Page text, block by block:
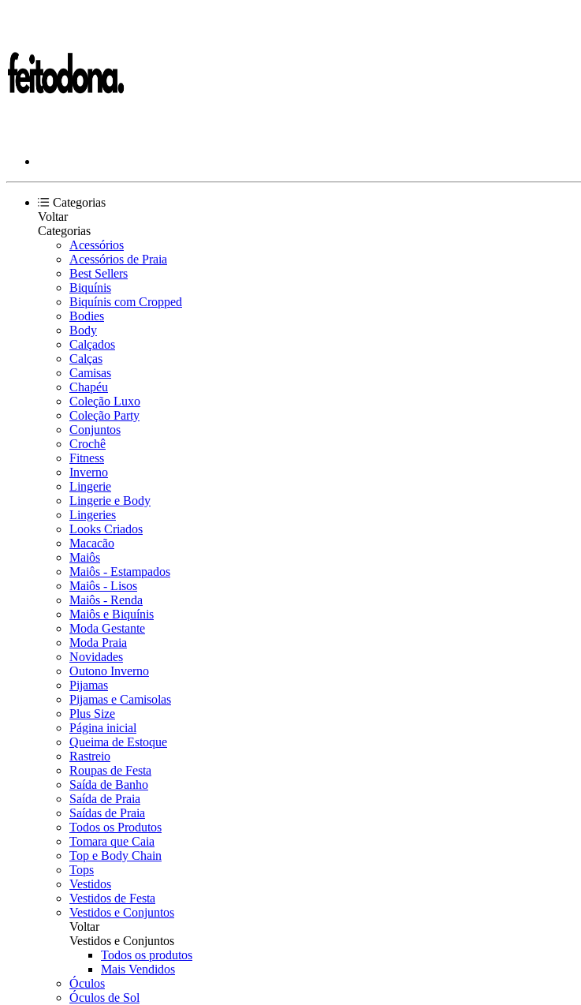
Categorias
Voltar
Categorias
Acessórios
Acessórios de Praia
Best Sellers
Biquínis
Biquínis com Cropped
Bodies
Body
Calçados
Calças
Camisas
Chapéu
Coleção Luxo
Coleção Party
Conjuntos
Crochê
Fitness
Inverno
Lingerie
Lingerie e Body
Lingeries
Looks Criados
Macacão
Maiôs
Maiôs - Estampados
Maiôs - Lisos
Maiôs - Renda
Maiôs e Biquínis
Moda Gestante
Moda Praia
Novidades
Outono Inverno
Pijamas
Pijamas e Camisolas
Plus Size
Página inicial
Queima de Estoque
Rastreio
Roupas de Festa
Saída de Banho
Saída de Praia
Saídas de Praia
Todos os Produtos
Tomara que Caia
Top e Body Chain
Tops
Vestidos
Vestidos de Festa
Vestidos e Conjuntos
Voltar
Vestidos e Conjuntos
Todos os produtos
Mais Vendidos
Óculos
Óculos de Sol